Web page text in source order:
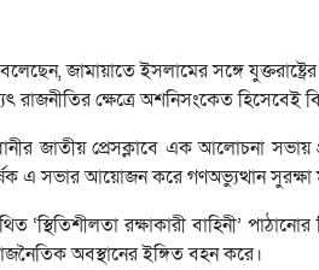
জামায়াতে ইসলামের সঙ্গে
রাজনীতির ক্ষেত্রে অশনিসংকেত হিসেবেই
জাতীয় প্রেসক্লাবে এক আলোচনা সভায়
এ সভার আয়োজন করে গণঅভ্যুত্থান সুরক্ষা
রক্ষাকারী বাহিনী’
অবস্থানের ইঙ্গিত বহন করে।